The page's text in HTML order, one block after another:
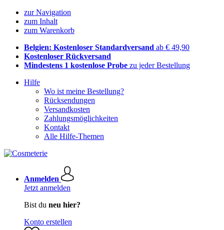
zur Navigation
zum Inhalt
zum Warenkorb
Belgien: Kostenloser Standardversand ab € 49,90
Kostenloser Rückversand
Mindestens 1 kostenlose Probe zu jeder Bestellung
Hilfe
Wo ist meine Bestellung?
Rücksendungen
Versandkosten
Zahlungsmöglichkeiten
Kontakt
Alle Hilfe-Themen
Anmelden
Jetzt anmelden
Bist du neu hier?
Konto erstellen